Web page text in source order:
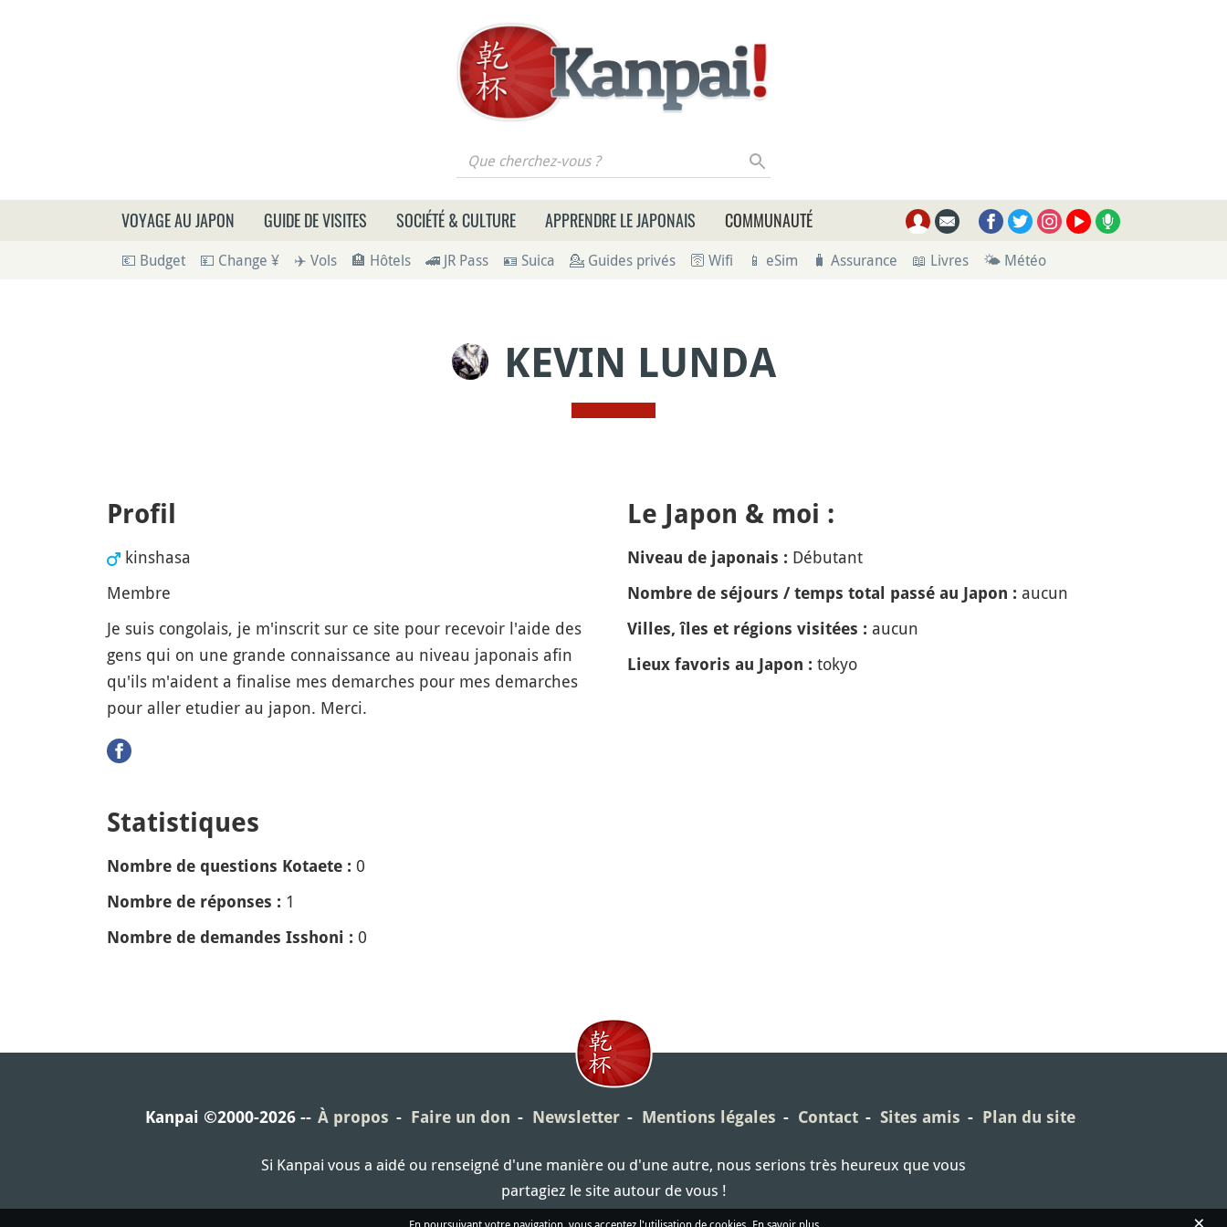
Que cherchez-vous ?
VOYAGE AU JAPON GUIDE DE VISITES SOCIÉTÉ & CULTURE APPRENDRE LE JAPONAIS COMMUNAUTÉ
💶 Budget 💴 Change ¥ ✈️ Vols 🏨 Hôtels 🚄 JR Pass 🪪 Suica 💁 Guides privés 🛜 Wifi 📱 eSim 🧳 Assurance 📖 Livres 🌤 Météo
KEVIN LUNDA
Profil
kinshasa
Membre
Je suis congolais, je m'inscrit sur ce site pour recevoir l'aide des
gens qui on une grande connaissance au niveau japonais afin
qu'ils m'aident a finalise mes demarches pour mes demarches
pour aller etudier au japon. Merci.
Statistiques
Nombre de questions Kotaete : 0
Nombre de réponses : 1
Nombre de demandes Isshoni : 0
Le Japon & moi :
Niveau de japonais : Débutant
Nombre de séjours / temps total passé au Japon : aucun
Villes, îles et régions visitées : aucun
Lieux favoris au Japon : tokyo
Kanpai ©2000-2026 À propos Faire un don Newsletter Mentions légales Contact Sites amis Plan du site
Si Kanpai vous a aidé ou renseigné d'une manière ou d'une autre, nous serions très heureux que vous
partagiez le site autour de vous !